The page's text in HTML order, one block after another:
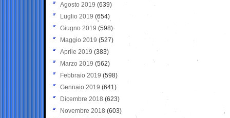
Agosto 2019 (639)
Luglio 2019 (654)
Giugno 2019 (598)
Maggio 2019 (527)
Aprile 2019 (383)
Marzo 2019 (562)
Febbraio 2019 (598)
Gennaio 2019 (641)
Dicembre 2018 (623)
Novembre 2018 (603)